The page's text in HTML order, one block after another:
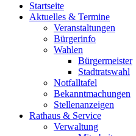
Startseite
Aktuelles & Termine
Veranstaltungen
Bürgerinfo
Wahlen
Bürgermeister
Stadtratswahl
Notfalltafel
Bekanntmachungen
Stellenanzeigen
Rathaus & Service
Verwaltung